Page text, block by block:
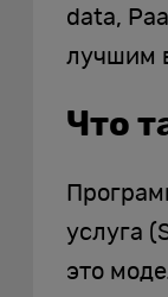
data,
лучшим
Что
услуга
это